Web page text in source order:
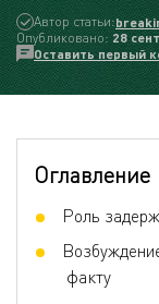
Автор статьи:
Опубликовано: 28
Оставить первый
Оглавление
Роль
факту